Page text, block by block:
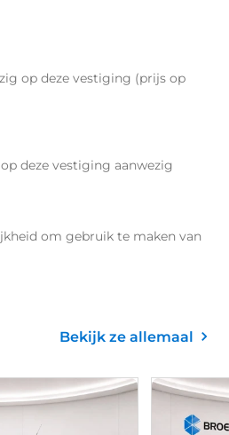
op deze vestiging (prijs op
deze vestiging aanwezig
om gebruik te maken van
Bekijk ze allemaal